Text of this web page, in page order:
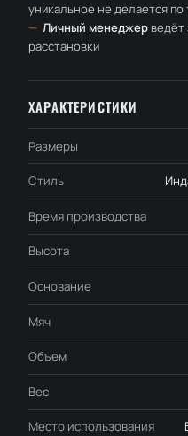
уникальное не делается по
— Личный менеджер ведёт
расстановки
ХАРАКТЕРИСТИКИ
Размеры
Стиль
Время производства
Высота
Основание
Мяч
Объем
Вес
Место использования